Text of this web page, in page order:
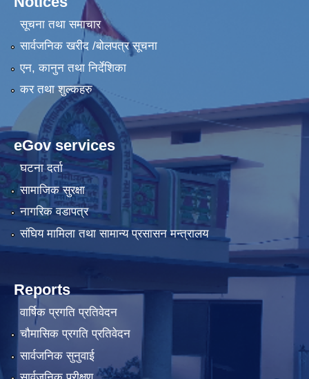
सूचना तथा समाचार
सार्वजनिक खरीद /बोलपत्र सूचना
एन, कानुन तथा निर्देशिका
कर तथा शुल्कहरु
eGov services
घटना दर्ता
सामाजिक सुरक्षा
नागरिक वडापत्र
संघिय मामिला तथा सामान्य प्रसासन मन्त्रालय
Reports
वार्षिक प्रगति प्रतिवेदन
चौमासिक प्रगति प्रतिवेदन
सार्वजनिक सुनुवाई